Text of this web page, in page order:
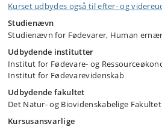
Kurset udbydes også til efter- og
Studienævn
Studienævn for Fødevarer, Human
Udbydende institutter
Institut for Fødevare- og
Institut for Fødevarevidenskab
Udbydende fakultet
Det Natur- og Biovidenskabelige Fakultet
Kursusansvarlige